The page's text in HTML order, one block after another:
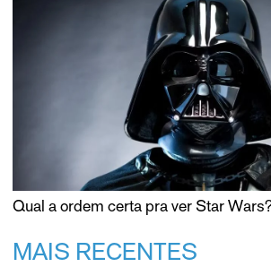
Qual a ordem certa pra ver Star
MAIS RECENTES